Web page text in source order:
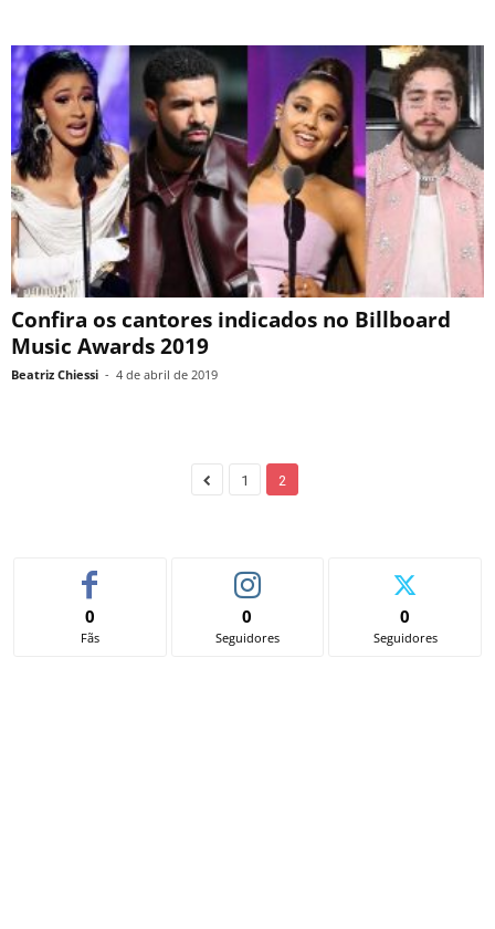
Confira os cantores indicados no Billboard
Music Awards 2019
Beatriz Chiessi - 4 de abril de 2019
1 2
0
Fãs
0
Seguidores
0
Seguidores